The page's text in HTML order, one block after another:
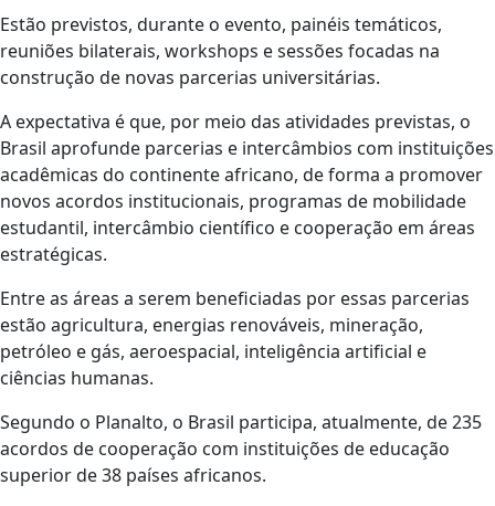
Estão previstos, durante o evento, painéis temáticos,
reuniões bilaterais, workshops e sessões focadas na
construção de novas parcerias universitárias.
A expectativa é que, por meio das atividades previstas, o
Brasil aprofunde parcerias e intercâmbios com instituições
acadêmicas do continente africano, de forma a promover
novos acordos institucionais, programas de mobilidade
estudantil, intercâmbio científico e cooperação em áreas
estratégicas.
Entre as áreas a serem beneficiadas por essas parcerias
estão agricultura, energias renováveis, mineração,
petróleo e gás, aeroespacial, inteligência artificial e
ciências humanas.
Segundo o Planalto, o Brasil participa, atualmente, de 235
acordos de cooperação com instituições de educação
superior de 38 países africanos.